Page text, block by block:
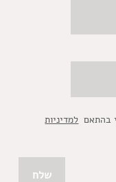
בהתאם למדיניות